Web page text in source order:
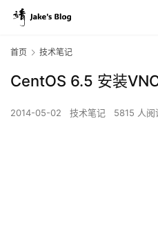
首页 技术笔记
CentOS 6.5 安装
2014-05-02 技术笔记 5815 人阅